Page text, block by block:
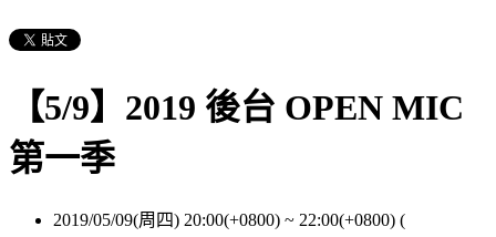
【5/9】2019 後台 OPEN MIC
第一季
2019/05/09(周四) 20:00(+0800) ~ 22:00(+0800) (